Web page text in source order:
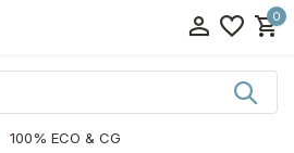
0
100% ECO & CG